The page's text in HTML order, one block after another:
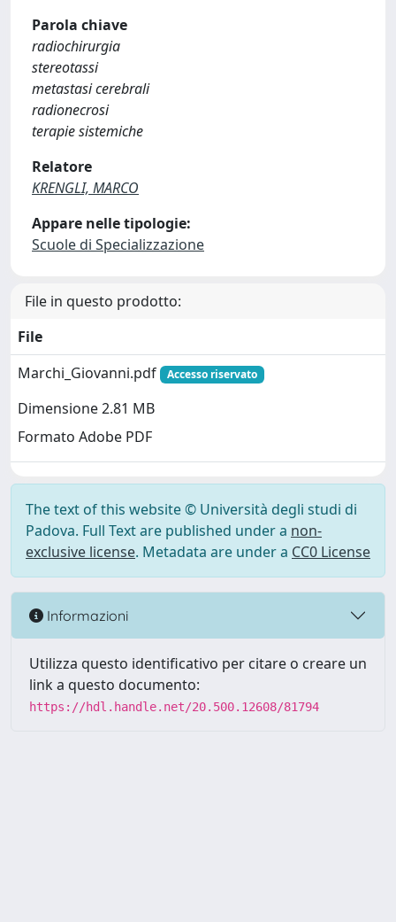
Parola chiave
radiochirurgia
stereotassi
metastasi cerebrali
radionecrosi
terapie sistemiche
Relatore
KRENGLI, MARCO
Appare nelle tipologie:
Scuole di Specializzazione
File in questo prodotto:
File
Marchi_Giovanni.pdf
Accesso riservato
Dimensione 2.81 MB
Formato Adobe PDF
The text of this website © Università degli studi di
Padova. Full Text are published under a non-
exclusive license. Metadata are under a CC0 License
Informazioni
Utilizza questo identificativo per citare o creare un
link a questo documento:
https://hdl.handle.net/20.500.12608/81794